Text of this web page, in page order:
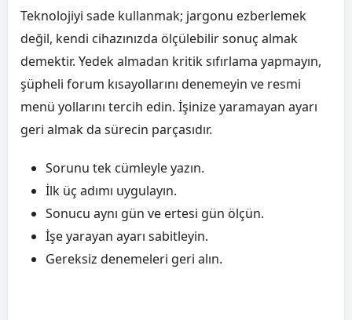
Teknolojiyi sade kullanmak; jargonu ezberlemek
değil, kendi cihazınızda ölçülebilir sonuç almak
demektir. Yedek almadan kritik sıfırlama yapmayın,
şüpheli forum kısayollarını denemeyin ve resmi
menü yollarını tercih edin. İşinize yaramayan ayarı
geri almak da sürecin parçasıdır.
Sorunu tek cümleyle yazın.
İlk üç adımı uygulayın.
Sonucu aynı gün ve ertesi gün ölçün.
İşe yarayan ayarı sabitleyin.
Gereksiz denemeleri geri alın.